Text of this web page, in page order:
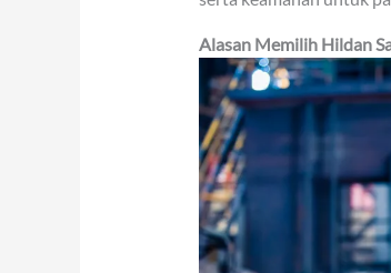
Alasan Memilih Hildan